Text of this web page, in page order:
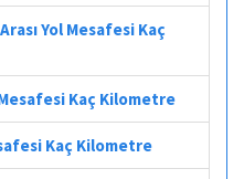
Yol Mesafesi Kaç
Kaç Kilometre
Kaç Kilometre